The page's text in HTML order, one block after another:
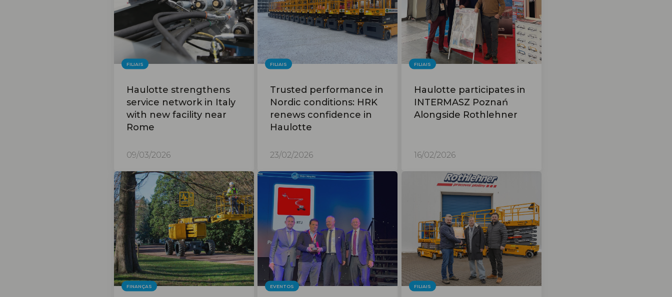
FILIAIS
Haulotte strengthens
service network in Italy
with new facility near
Rome
09/03/2026
FILIAIS
Trusted performance in
Nordic conditions: HRK
renews confidence in
Haulotte
23/02/2026
FILIAIS
Haulotte participates in
INTERMASZ Poznań
Alongside Rothlehner
16/02/2026
FINANÇAS EVENTOS FILIAIS